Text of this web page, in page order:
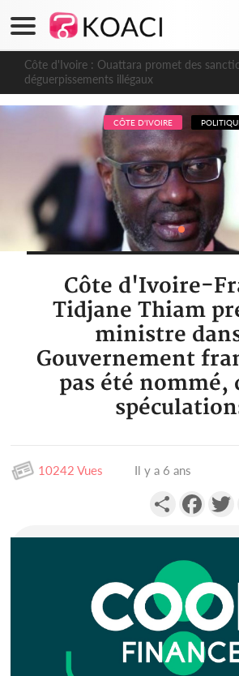
Côte d'Ivoire : Ouattara promet des
déguerpissements illégaux
CÔTE D'IVOIRE
Côte d'Ivoire-
Tidjane Thiam
ministre
Gouvernement
pas été nommé,
10242 Vues Il y a 6 ans
Partager